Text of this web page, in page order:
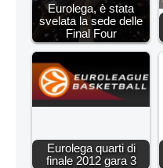
Eurolega, è stata
svelata la sede delle
Final Four
Eurolega quarti di
finale 2012 gara 3